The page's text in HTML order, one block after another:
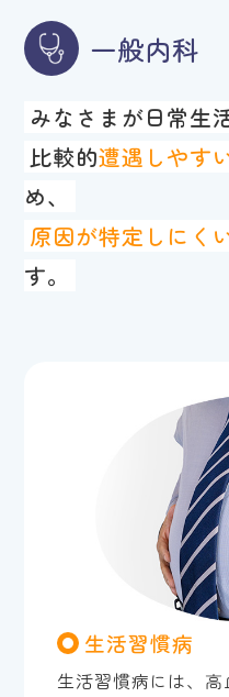
一般内科
みなさまが日常生
比較的遭遇しやす
め、
原因が特定しにく
す。
生活習慣病
生活習慣病には、